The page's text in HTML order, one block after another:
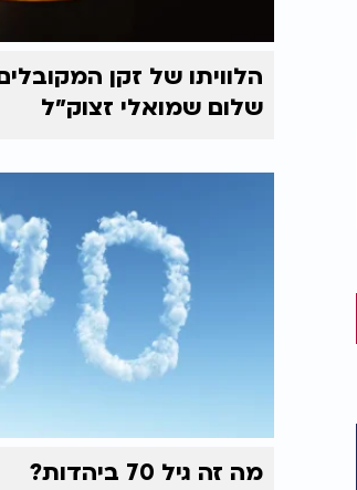
הלוויתו של זקן
שלום שמואלי זצוק״ל
מה זה גיל 70 ביהדות?